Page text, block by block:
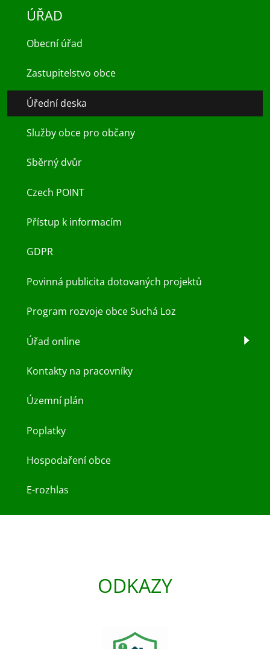
ÚŘAD
Obecní úřad
Zastupitelstvo obce
Úřední deska
Služby obce pro občany
Sběrný dvůr
Czech POINT
Přístup k informacím
GDPR
Povinná publicita dotovaných projektů
Program rozvoje obce Suchá Loz
Úřad online
Kontakty na pracovníky
Územní plán
Poplatky
Hospodaření obce
E-rozhlas
ODKAZY